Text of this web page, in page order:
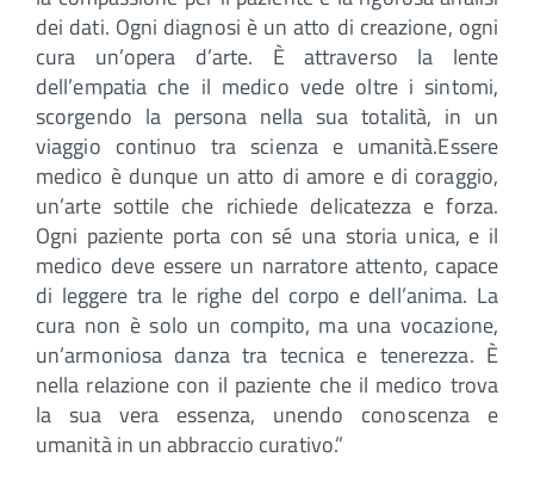
dei dati. Ogni diagnosi è un atto di creazione, ogni
cura un’opera d’arte. È attraverso la lente
dell’empatia che il medico vede oltre i sintomi,
scorgendo la persona nella sua totalità, in un
viaggio continuo tra scienza e umanità.Essere
medico è dunque un atto di amore e di coraggio,
un’arte sottile che richiede delicatezza e forza.
Ogni paziente porta con sé una storia unica, e il
medico deve essere un narratore attento, capace
di leggere tra le righe del corpo e dell’anima. La
cura non è solo un compito, ma una vocazione,
un’armoniosa danza tra tecnica e tenerezza. È
nella relazione con il paziente che il medico trova
la sua vera essenza, unendo conoscenza e
umanità in un abbraccio curativo.”